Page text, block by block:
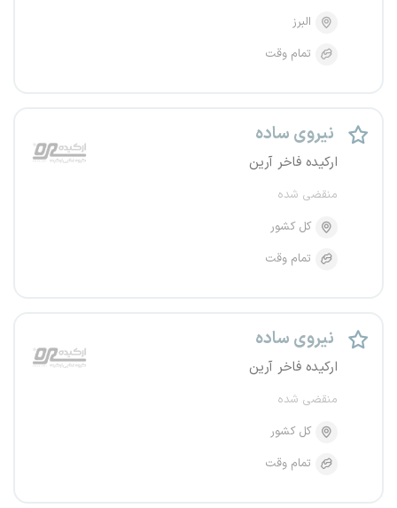
البرز
تمام وقت
نیروی ساده
ارکیده فاخر آرین
منقضی شده
کل کشور
تمام وقت
نیروی ساده
ارکیده فاخر آرین
منقضی شده
کل کشور
تمام وقت